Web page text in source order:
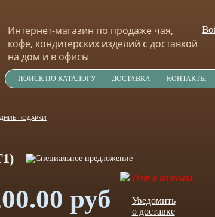
Интернет-магазин по продаже чая,
кофе, кондитерских изделий с доставкой
на дом и в офисы
ПОИСК ПО КАТАЛОГУ ДОСТАВКА КОНТАКТЫ
ПОДАРКИ
руб
Нет в наличии
Уведомить
о доставке